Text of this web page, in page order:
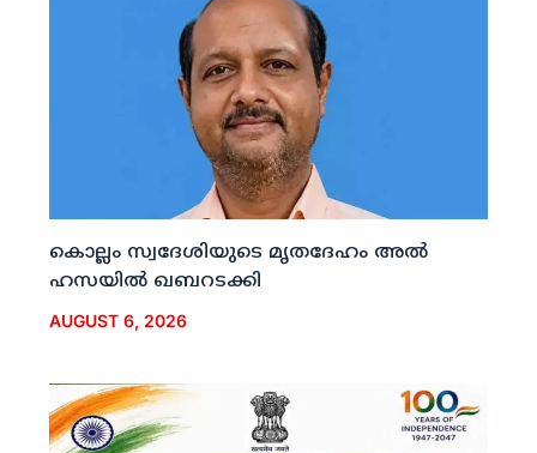
കൊല്ലം സ്വദേശിയുടെ മൃതദേഹം അല്‍
ഹസയില്‍ ഖബറടക്കി
AUGUST 6, 2026